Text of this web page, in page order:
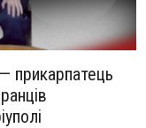
прикарпатець